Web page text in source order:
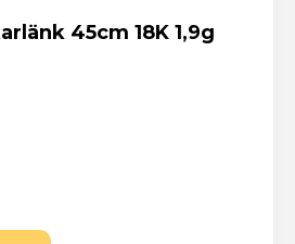
45cm 18K 1,9g